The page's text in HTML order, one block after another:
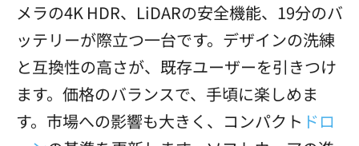
メラの4K HDR、LiDARの安全機能、19分のバ
ッテリーが際立つ一台です。デザインの洗練
と互換性の高さが、既存ユーザーを引きつけ
ます。価格のバランスで、手頃に楽しめま
す。市場への影響も大きく、コンパクト ドロ